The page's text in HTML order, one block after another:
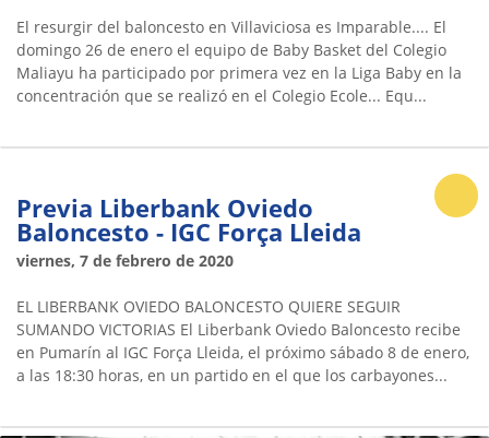
El resurgir del baloncesto en Villaviciosa es Imparable.... El
domingo 26 de enero el equipo de Baby Basket del Colegio
Maliayu ha participado por primera vez en la Liga Baby en la
concentración que se realizó en el Colegio Ecole... Equ...
Previa Liberbank Oviedo
Baloncesto - IGC Força Lleida
viernes, 7 de febrero de 2020
EL LIBERBANK OVIEDO BALONCESTO QUIERE SEGUIR
SUMANDO VICTORIAS El Liberbank Oviedo Baloncesto recibe
en Pumarín al IGC Força Lleida, el próximo sábado 8 de enero,
a las 18:30 horas, en un partido en el que los carbayones...